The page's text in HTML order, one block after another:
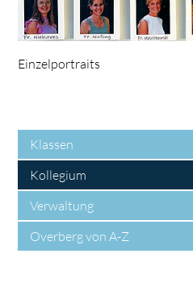
Einzelportraits
Klassen
Kollegium
Verwaltung
Overberg von A-Z